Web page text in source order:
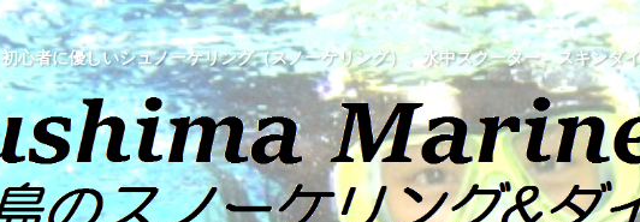
初心者に優しいシュノーケリング（スノーケリング）、水中スクーター、スキンダ